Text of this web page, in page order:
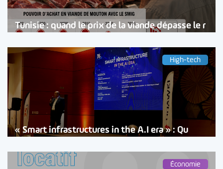
Tunisie : quand le prix de la viande dépasse le r
High-tech
« Smart infrastructures in the A.I era » : Qu
Économie